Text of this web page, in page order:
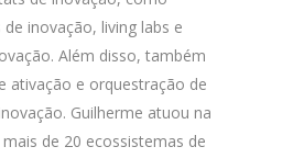
inovação, living labs e
Além disso, também
ativação e orquestração de
Guilherme atuou na
de 20 ecossistemas de